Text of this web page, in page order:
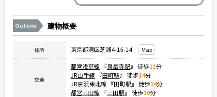
Outline 建物概要
住所 東京都港区芝浦4-16-14 Map
交通
都営浅草線 『泉岳寺駅』 徒歩13分
JR山手線 『田町駅』 徒歩14分
JR京浜東北線 『田町駅』 徒歩14分
都営三田線 『三田駅』 徒歩16分